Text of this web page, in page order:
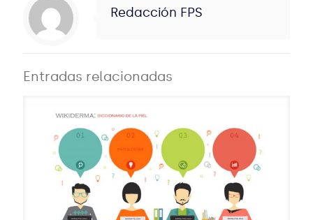
Redacción FPS
Entradas relacionadas